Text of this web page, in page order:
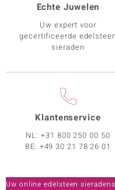
Echte Juwelen
Uw expert voor
gecertificeerde
sieraden
Klantenservice
NL:+31 800 250 00 50
BE: +49 30 21 78 26 01
Uw online edelsteen